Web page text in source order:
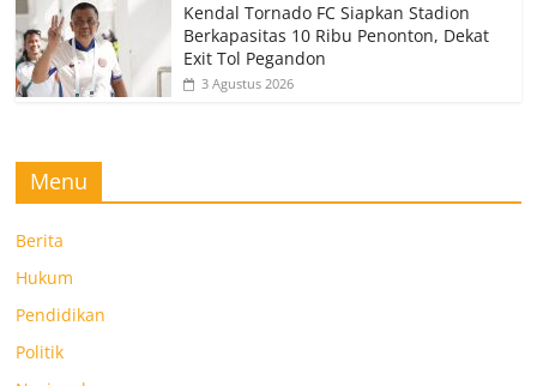
Kendal Tornado FC Siapkan Stadion
Berkapasitas 10 Ribu Penonton, Dekat
Exit Tol Pegandon
3 Agustus 2026
Menu
Berita
Hukum
Pendidikan
Politik